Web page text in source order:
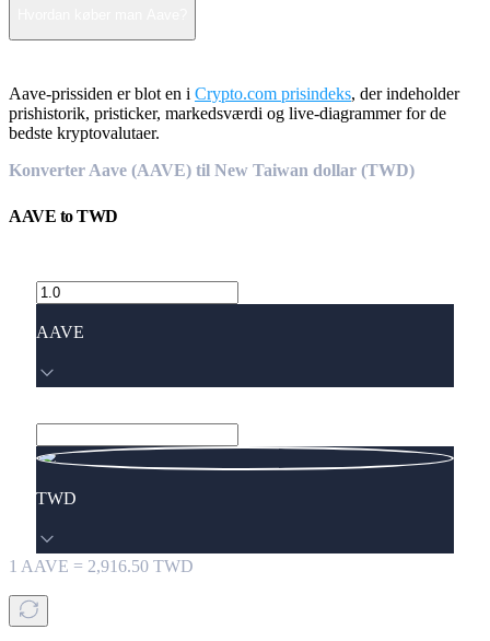
Aave-prissiden er blot en i Crypto.com prisindeks, der indeholder
prishistorik, pristicker, markedsværdi og live-diagrammer for de
bedste kryptovalutaer.
Konverter Aave (AAVE) til New Taiwan dollar (TWD)
AAVE toTWD
AAVE
TWD
1 AAVE = 2,916.50 TWD